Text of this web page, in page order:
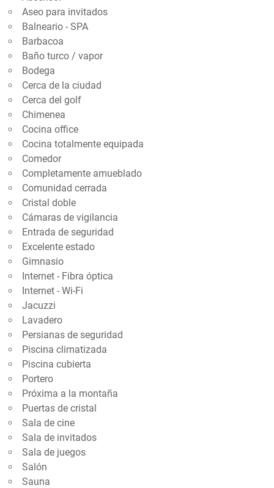
Aseo para invitados
Balneario - SPA
Barbacoa
Baño turco / vapor
Bodega
Cerca de la ciudad
Cerca del golf
Chimenea
Cocina office
Cocina totalmente equipada
Comedor
Completamente amueblado
Comunidad cerrada
Cristal doble
Cámaras de vigilancia
Entrada de seguridad
Excelente estado
Gimnasio
Internet - Fibra óptica
Internet - Wi-Fi
Jacuzzi
Lavadero
Persianas de seguridad
Piscina climatizada
Piscina cubierta
Portero
Próxima a la montaña
Puertas de cristal
Sala de cine
Sala de invitados
Sala de juegos
Salón
Sauna